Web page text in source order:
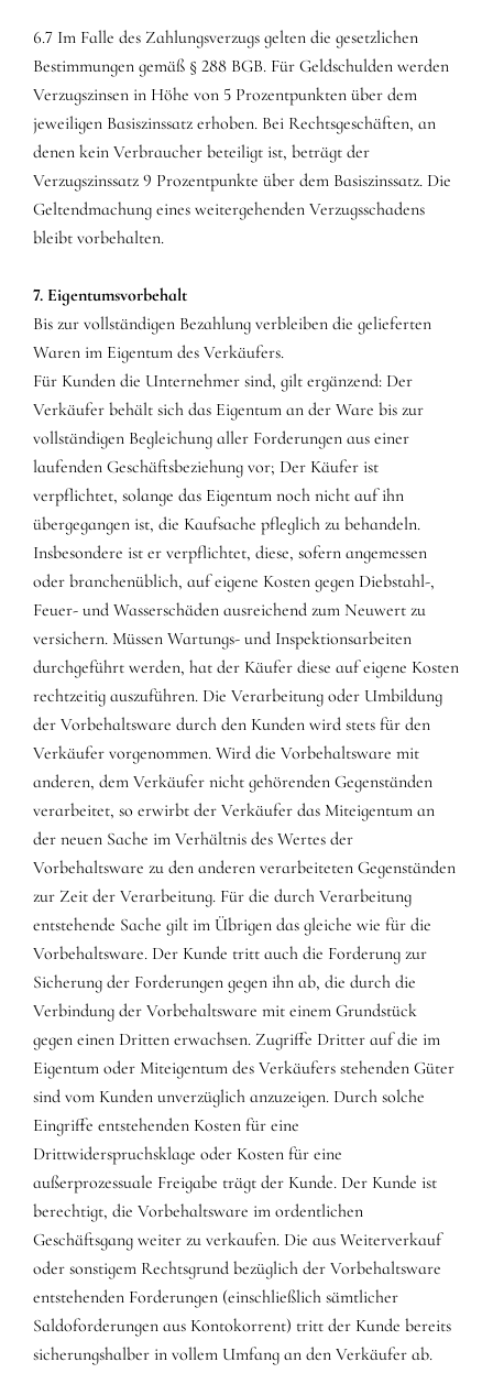
6.7 Im Falle des Zahlungsverzugs gelten die gesetzlichen
Bestimmungen gemäß § 288 BGB. Für Geldschulden werden
Verzugszinsen in Höhe von 5 Prozentpunkten über dem
jeweiligen Basiszinssatz erhoben. Bei Rechtsgeschäften, an
denen kein Verbraucher beteiligt ist, beträgt der
Verzugszinssatz 9 Prozentpunkte über dem Basiszinssatz. Die
Geltendmachung eines weitergehenden Verzugsschadens
bleibt vorbehalten.
7. Eigentumsvorbehalt
Bis zur vollständigen Bezahlung verbleiben die gelieferten
Waren im Eigentum des Verkäufers.
Für Kunden die Unternehmer sind, gilt ergänzend: Der
Verkäufer behält sich das Eigentum an der Ware bis zur
vollständigen Begleichung aller Forderungen aus einer
laufenden Geschäftsbeziehung vor; Der Käufer ist
verpflichtet, solange das Eigentum noch nicht auf ihn
übergegangen ist, die Kaufsache pfleglich zu behandeln.
Insbesondere ist er verpflichtet, diese, sofern angemessen
oder branchenüblich, auf eigene Kosten gegen Diebstahl-,
Feuer- und Wasserschäden ausreichend zum Neuwert zu
versichern. Müssen Wartungs- und Inspektionsarbeiten
durchgeführt werden, hat der Käufer diese auf eigene Kosten
rechtzeitig auszuführen. Die Verarbeitung oder Umbildung
der Vorbehaltsware durch den Kunden wird stets für den
Verkäufer vorgenommen. Wird die Vorbehaltsware mit
anderen, dem Verkäufer nicht gehörenden Gegenständen
verarbeitet, so erwirbt der Verkäufer das Miteigentum an
der neuen Sache im Verhältnis des Wertes der
Vorbehaltsware zu den anderen verarbeiteten Gegenständen
zur Zeit der Verarbeitung. Für die durch Verarbeitung
entstehende Sache gilt im Übrigen das gleiche wie für die
Vorbehaltsware. Der Kunde tritt auch die Forderung zur
Sicherung der Forderungen gegen ihn ab, die durch die
Verbindung der Vorbehaltsware mit einem Grundstück
gegen einen Dritten erwachsen. Zugriffe Dritter auf die im
Eigentum oder Miteigentum des Verkäufers stehenden Güter
sind vom Kunden unverzüglich anzuzeigen. Durch solche
Eingriffe entstehenden Kosten für eine
Drittwiderspruchsklage oder Kosten für eine
außerprozessuale Freigabe trägt der Kunde. Der Kunde ist
berechtigt, die Vorbehaltsware im ordentlichen
Geschäftsgang weiter zu verkaufen. Die aus Weiterverkauf
oder sonstigem Rechtsgrund bezüglich der Vorbehaltsware
entstehenden Forderungen (einschließlich sämtlicher
Saldoforderungen aus Kontokorrent) tritt der Kunde bereits
sicherungshalber in vollem Umfang an den Verkäufer ab.